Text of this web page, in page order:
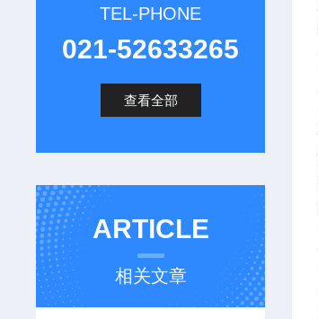
TEL-PHONE
021-52633265
查看全部
ARTICLE
相关文章